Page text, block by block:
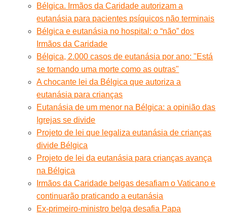
Bélgica. Irmãos da Caridade autorizam a
eutanásia para pacientes psíquicos não terminais
Bélgica e eutanásia no hospital: o “não” dos
Irmãos da Caridade
Bélgica, 2.000 casos de eutanásia por ano: "Está
se tornando uma morte como as outras"
A chocante lei da Bélgica que autoriza a
eutanásia para crianças
Eutanásia de um menor na Bélgica: a opinião das
Igrejas se divide
Projeto de lei que legaliza eutanásia de crianças
divide Bélgica
Projeto de lei da eutanásia para crianças avança
na Bélgica
Irmãos da Caridade belgas desafiam o Vaticano e
continuarão praticando a eutanásia
Ex-primeiro-ministro belga desafia Papa